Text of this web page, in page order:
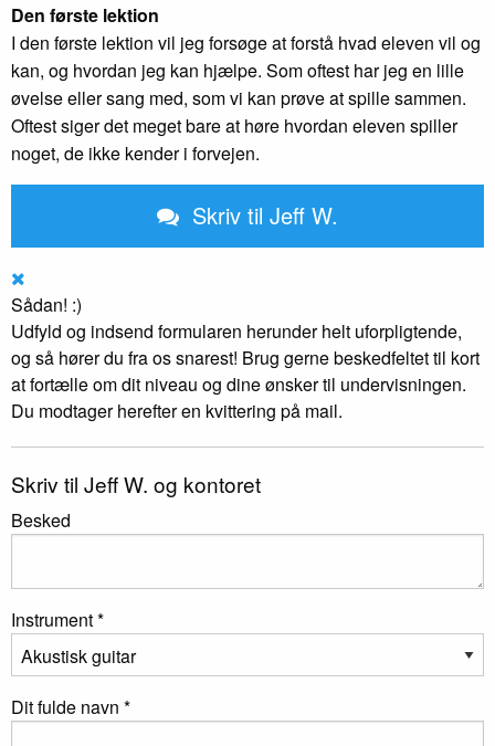
Den første lektion
I den første lektion vil jeg forsøge at forstå hvad eleven vil og
kan, og hvordan jeg kan hjælpe. Som oftest har jeg en lille
øvelse eller sang med, som vi kan prøve at spille sammen.
Oftest siger det meget bare at høre hvordan eleven spiller
noget, de ikke kender i forvejen.
Skriv til Jeff W.
Sådan! :)
Udfyld og indsend formularen herunder helt uforpligtende,
og så hører du fra os snarest! Brug gerne beskedfeltet til kort
at fortælle om dit niveau og dine ønsker til undervisningen.
Du modtager herefter en kvittering på mail.
Skriv til Jeff W. og kontoret
Besked
Instrument *
Dit fulde navn *